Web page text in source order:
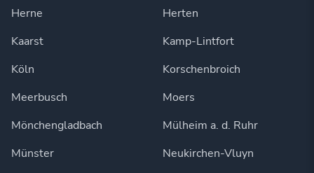
Herne
Herten
Kaarst
Kamp-Lintfort
Köln
Korschenbroich
Meerbusch
Moers
Mönchengladbach
Mülheim a. d. Ruhr
Münster
Neukirchen-Vluyn